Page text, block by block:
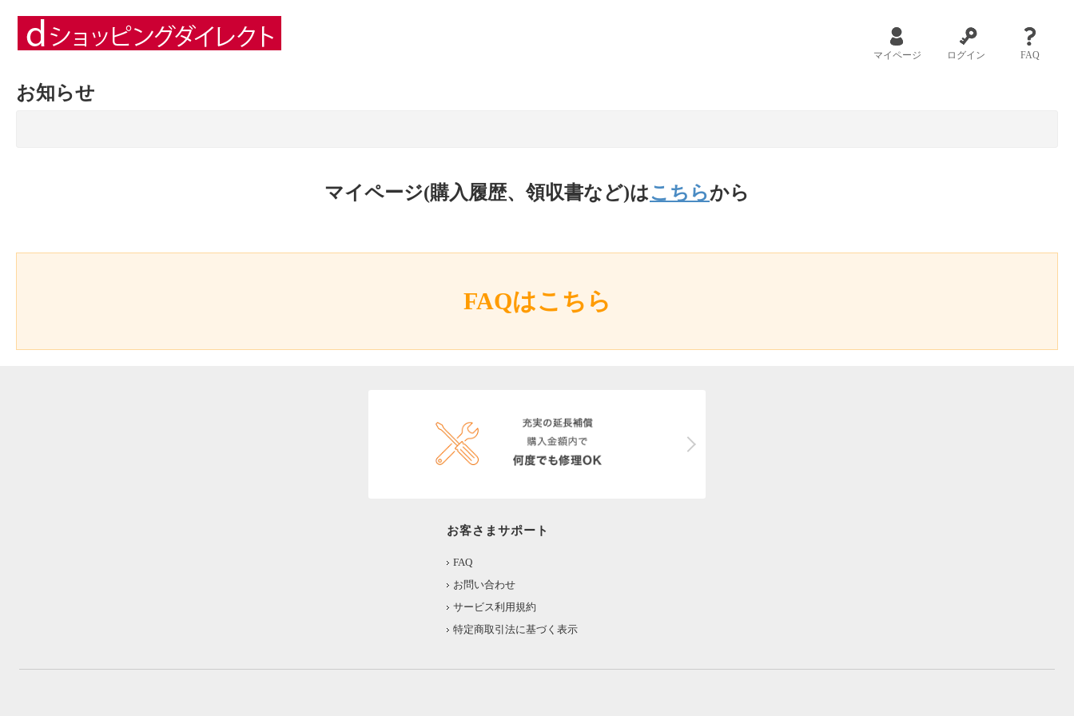
マイページ ログイン FAQ
お知らせ
マイページ(購入履歴、領収書など)はこちらから
FAQはこちら
お客さまサポート
FAQ
お問い合わせ
サービス利用規約
特定商取引法に基づく表示